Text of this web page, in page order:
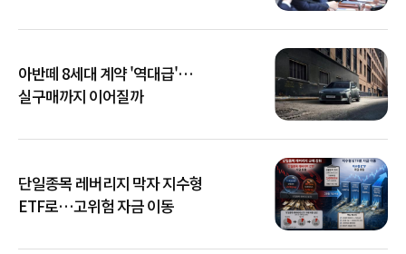
아반떼 8세대 계약 '역대급'…
실구매까지 이어질까
단일종목 레버리지 막자 지수형
ETF로…고위험 자금 이동